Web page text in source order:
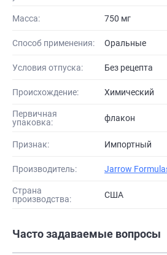
Масса: 750 мг
Способ применения: Оральные
Условия отпуска: Без рецепта
Происхождение: Химический
Первичная
упаковка:
флакон
Признак: Импортный
Производитель: Jarrow
Страна
производства:
США
Часто задаваемые вопросы